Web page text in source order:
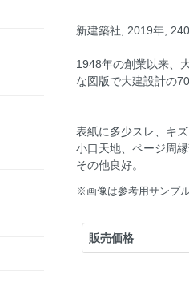
新建築社, 2019年,
1948年の創業以来、
な図版で大建設計の
表紙に多少スレ、キズ
小口天地、ページ周縁
その他良好。
※画像は参考用サンプ
販売価格